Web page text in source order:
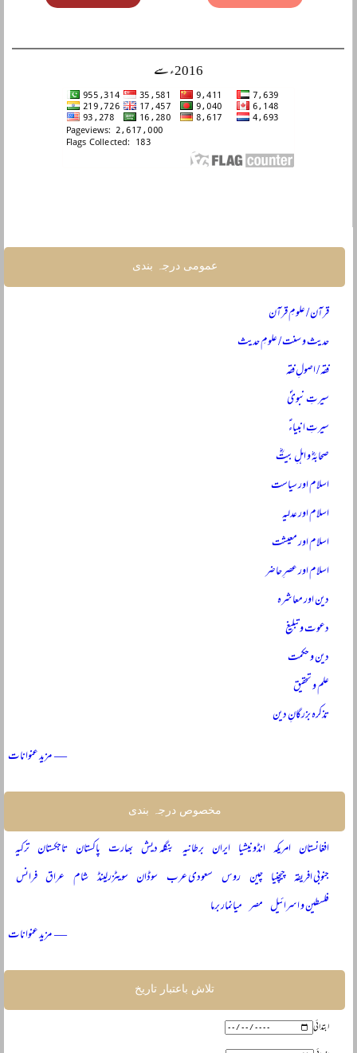
2016ء سے
عمومی درجہ بندی
قرآن / علومِ قرآن
حدیث و سنت / علومِ حدیث
فقہ / اصولِ فقہ
سیرتِ نبویؐ
سیرتِ انبیاءؑ
صحابہؓ و اہلِ بیتؓ
اسلام اور سیاست
اسلام اور عدلیہ
اسلام اور معیشت
اسلام اور عصرِ حاضر
دین اور معاشرہ
دعوت و تبلیغ
دین و حکمت
علم و تحقیق
تذکرہ بزرگانِ دین
— مزید عنوانات
مخصوص درجہ بندی
افغانستان امریکہ انڈونیشیا ایران برطانیہ بنگلہ دیش بھارت پاکستان تاجکستان ترکیہ
جنوبی افریقہ چیچنیا چین روس سعودی عرب سوڈان سویٹزرلینڈ شام عراق فرانس
فلسطین و اسرائیل مصر میانمار برما
— مزید عنوانات
تلاش باعتبار تاریخ
ابتدائی